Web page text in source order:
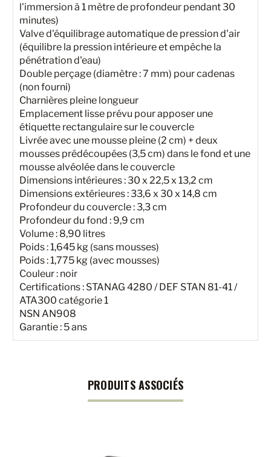
l'immersion à 1 mètre de profondeur pendant 30
minutes)
Valve d'équilibrage automatique de pression d'air
(équilibre la pression intérieure et empêche la
pénétration d'eau)
Double perçage (diamètre : 7 mm) pour cadenas
(non fourni)
Charnières pleine longueur
Emplacement lisse prévu pour apposer une
étiquette rectangulaire sur le couvercle
Livrée avec une mousse pleine (2 cm) + deux
mousses prédécoupées (3,5 cm) dans le fond et une
mousse alvéolée dans le couvercle
Dimensions intérieures : 30 x 22,5 x 13,2 cm
Dimensions extérieures : 33,6 x 30 x 14,8 cm
Profondeur du couvercle : 3,3 cm
Profondeur du fond : 9,9 cm
Volume : 8,90 litres
Poids : 1,645 kg (sans mousses)
Poids : 1,775 kg (avec mousses)
Couleur : noir
Certifications : STANAG 4280 / DEF STAN 81-41 /
ATA300 catégorie 1
NSN AN908
Garantie : 5 ans
PRODUITS ASSOCIÉS